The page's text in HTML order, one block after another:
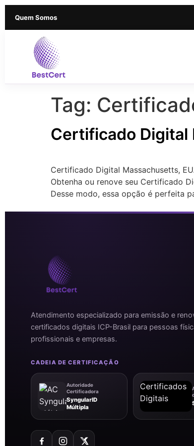
Quem Somos
Tag:
Certificado Digital
Certificado Digital Massachusetts,
Obtenha ou renove seu Certificado
Desse modo, essa opção é perfeita
Atendimento especializado para emissão e
certificados digitais ICP-Brasil para pessoas
profissionais e empresas.
CADEIA DE CERTIFICAÇÃO
Autoridade
Certificadora
SyngularID
Múltipla